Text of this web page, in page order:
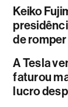
Keiko
de
A Tesla
faturou
lucro